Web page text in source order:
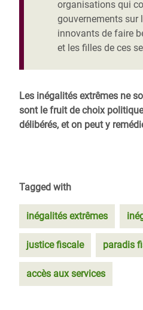
organisations qui
gouvernements sur
innovants de faire
et les filles de ces
Les inégalités extrêmes ne
sont le fruit de choix
délibérés, et on peut y
Tagged with
inégalités extrêmes
justice fiscale paradis
accès aux services